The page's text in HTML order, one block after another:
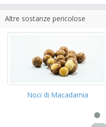
Altre sostanze pericolose
Noci di Macadamia